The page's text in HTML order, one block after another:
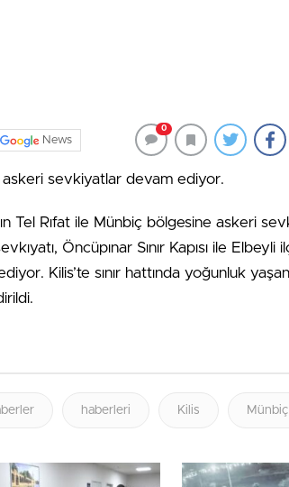
News
0
askeri sevkiyatlar devam ediyor.
Tel Rıfat ile Münbiç bölgesine askeri
Öncüpınar Sınır Kapısı ile Elbeyli
Kilis’te sınır hattında yoğunluk
haberleri Kilis Münbiç